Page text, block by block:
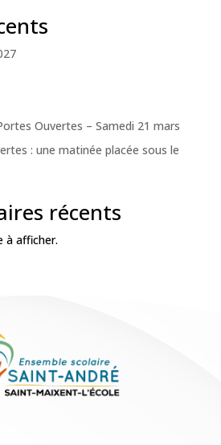
Ouvertes – Samedi 21 mars
: une matinée placée sous le
récents
à afficher.